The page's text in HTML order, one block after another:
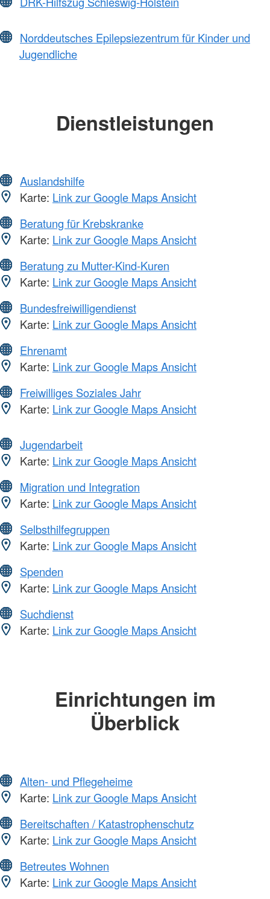
Norddeutsches Epilepsiezentrum für Kinder und
Jugendliche
Dienstleistungen
Auslandshilfe
Karte: Link zur Google Maps Ansicht
Beratung für Krebskranke
Karte: Link zur Google Maps Ansicht
Beratung zu Mutter-Kind-Kuren
Karte: Link zur Google Maps Ansicht
Bundesfreiwilligendienst
Karte: Link zur Google Maps Ansicht
Ehrenamt
Karte: Link zur Google Maps Ansicht
Freiwilliges Soziales Jahr
Karte: Link zur Google Maps Ansicht
Jugendarbeit
Karte: Link zur Google Maps Ansicht
Migration und Integration
Karte: Link zur Google Maps Ansicht
Selbsthilfegruppen
Karte: Link zur Google Maps Ansicht
Spenden
Karte: Link zur Google Maps Ansicht
Suchdienst
Karte: Link zur Google Maps Ansicht
Einrichtungen im
Überblick
Alten- und Pflegeheime
Karte: Link zur Google Maps Ansicht
Bereitschaften / Katastrophenschutz
Karte: Link zur Google Maps Ansicht
Betreutes Wohnen
Karte: Link zur Google Maps Ansicht